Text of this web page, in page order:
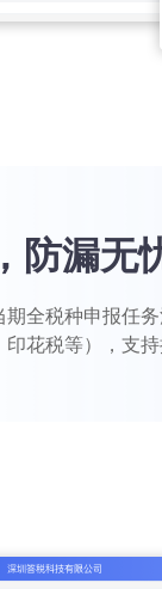
防漏无
期全税种申报任
花税等），支